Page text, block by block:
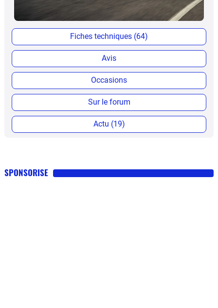
Fiches techniques (64)
Avis
Occasions
Sur le forum
Actu (19)
SPONSORISE